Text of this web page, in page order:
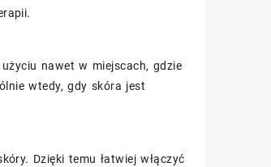
nawet w miejscach, gdzie
wtedy, gdy skóra jest
Dzięki temu łatwiej włączyć